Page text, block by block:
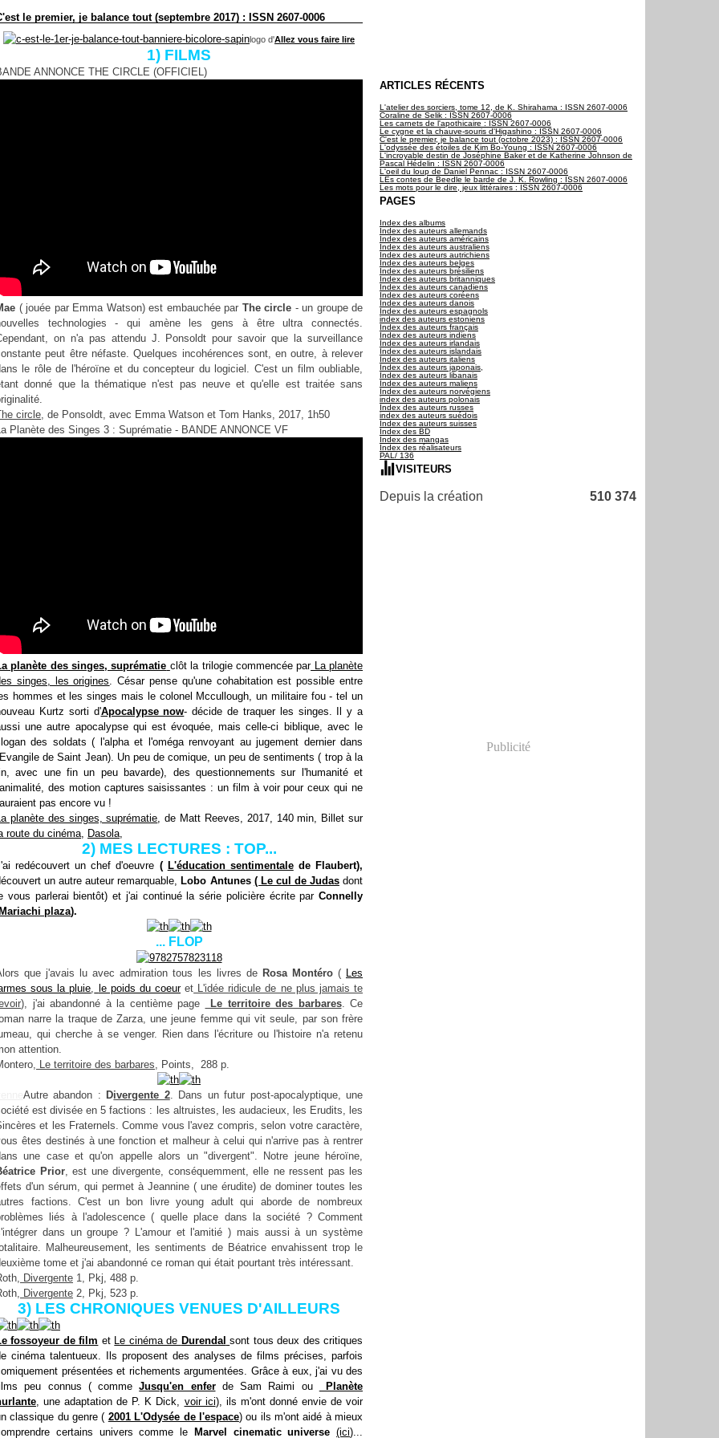
le premier, je balance tout (septembre 2017) : ISSN 2607-0006
logo d'Allez vous faire lire
1) FILMS
ANNONCE THE CIRCLE (OFFICIEL)
( jouée par Emma Watson) est embauchée par The circle - un groupe de
technologies - qui amène les gens à être ultra connectés.
on n'a pas attendu J. Ponsoldt pour savoir que la surveillance
peut être néfaste. Quelques incohérences sont, en outre, à relever
le rôle de l'héroïne et du concepteur du logiciel. C'est un film oubliable,
donné que la thématique n'est pas neuve et qu'elle est traitée sans
circle, de Ponsoldt, avec Emma Watson et Tom Hanks, 2017, 1h50
Planète des Singes 3 : Suprématie - BANDE ANNONCE VF
planète des singes, suprématie clôt la trilogie commencée parLa planète
singes, les origines. César pense qu'une cohabitation est possible entre
hommes et les singes mais le colonel Mccullough, un militaire fou - tel un
Kurtz sorti d'Apocalypse now- décide de traquer les singes. Il y a
une autre apocalypse qui est évoquée, mais celle-ci biblique, avec le
des soldats ( l'alpha et l'oméga renvoyant au jugement dernier dans
de Saint Jean). Un peu de comique, un peu de sentiments ( trop à la
avec une fin un peu bavarde), des questionnements sur l'humanité et
des motion captures saisissantes : un film à voir pour ceux qui ne
pas encore vu !
planète des singes, suprématie, de Matt Reeves, 2017, 140 min, Billet sur
route du cinéma, Dasola,
2) MES LECTURES : TOP...
redécouvert un chef d'oeuvre ( L'éducation sentimentalede Flaubert),
un autre auteur remarquable, Lobo Antunes ( Le cul de Judas dont
vous parlerai bientôt) et j'ai continué la série policière écrite parConnelly
Mariachi plaza).
... FLOP
que j'avais lu avec admiration tous les livres deRosa Montéro( Les
sous la pluie, le poids du coeuret L'idée ridicule de ne plus jamais te
), j'ai abandonné à la centième page Le territoire des barbares. Ce
narre la traque de Zarza, une jeune femme qui vit seule, par son frère
qui cherche à se venger. Rien dans l'écriture ou l'histoire n'a retenu
attention.
Le territoire des barbares, Points, 288 p.
Autre abandon : Divergente 2. Dans un futur post-apocalyptique, une
est divisée en 5 factions : les altruistes, les audacieux, les Erudits, les
et les Fraternels. Comme vous l'avez compris, selon votre caractère,
êtes destinés à une fonction et malheur à celui qui n'arrive pas à rentrer
une case et qu'on appelle alors un "divergent". Notre jeune héroïne,
Prior, est une divergente, conséquemment, elle ne ressent pas les
d'un sérum, qui permet à Jeannine ( une érudite) de dominer toutes les
factions. C'est un bon livre young adult qui aborde de nombreux
liés à l'adolescence ( quelle place dans la société ? Comment
dans un groupe ? L'amour et l'amitié ) mais aussi à un système
Malheureusement, les sentiments de Béatrice envahissent trop le
tome et j'ai abandonné ce roman qui était pourtant très intéressant.
Divergente 1, Pkj, 488 p.
Divergente 2, Pkj, 523 p.
3) LES CHRONIQUES VENUES D'AILLEURS
fossoyeur de film et Le cinéma de Durendal sont tous deux des critiques
cinéma talentueux. Ils proposent des analyses de films précises, parfois
présentées et richements argumentées. Grâce à eux, j'ai vu des
peu connus ( commeJusqu'en enferde Sam Raimi ou
Planète
, une adaptation de P. K Dick, voir ici), ils m'ont donné envie de voir
classique du genre ( 2001 L'Odysée de l'espace) ou ils m'ont aidé à mieux
certains univers comme le Marvel cinematic universe (ici)...
ARTICLES RÉCENTS
L'atelier des sorciers, tome 12, de K. Shirahama : ISSN 2607-0006
Coraline de Selik : ISSN 2607-0006
Les carnets de l'apothicaire : ISSN 2607-0006
Le cygne et la chauve-souris d'Higashino : ISSN 2607-0006
C'est le premier, je balance tout (octobre 2023) : ISSN 2607-0006
L'odyssée des étoiles de Kim Bo-Young : ISSN 2607-0006
L'incroyable destin de Joséphine Baker et de Katherine Johnson de
Pascal Hédelin : ISSN 2607-0006
L'oeil du loup de Daniel Pennac : ISSN 2607-0006
LEs contes de Beedle le barde de J. K. Rowling : ISSN 2607-0006
Les mots pour le dire, jeux littéraires : ISSN 2607-0006
PAGES
Index des albums
Index des auteurs allemands
Index des auteurs américains
Index des auteurs australiens
Index des auteurs autrichiens
Index des auteurs belges
Index des auteurs brésiliens
Index des auteurs britanniques
Index des auteurs canadiens
Index des auteurs coréens
Index des auteurs danois
Index des auteurs espagnols
index des auteurs estoniens
Index des auteurs français
Index des auteurs indiens
Index des auteurs irlandais
Index des auteurs islandais
Index des auteurs italiens
Index des auteurs japonais,
Index des auteurs libanais
Index des auteurs maliens
Index des auteurs norvégiens
index des auteurs polonais
Index des auteurs russes
index des auteurs suédois
Index des auteurs suisses
Index des BD
Index des mangas
Index des réalisateurs
PAL/ 136
VISITEURS
Depuis la création 510 374
Publicité